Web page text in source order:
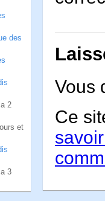
des
2
et
3
Vous
Ce